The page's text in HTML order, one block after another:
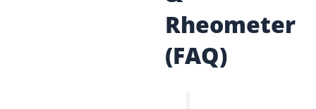
Rheometer
(FAQ)